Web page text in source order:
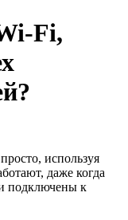
Fi,
используя
даже когда
подключены к